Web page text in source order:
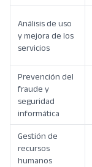
Análisis de uso
y mejora de los
servicios
Prevención del
fraude y
seguridad
informática
Gestión de
recursos
humanos